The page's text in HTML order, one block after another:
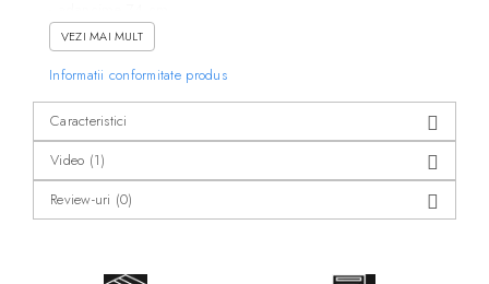
- inaltime sezut 44 cm
- inaltime brate 62 cm
- inaltime totala 92 cm
Designer:Odo Fioravanti
VEZI MAI MULT
Informatii conformitate produs
Caracteristici
Video (1)
Review-uri (0)